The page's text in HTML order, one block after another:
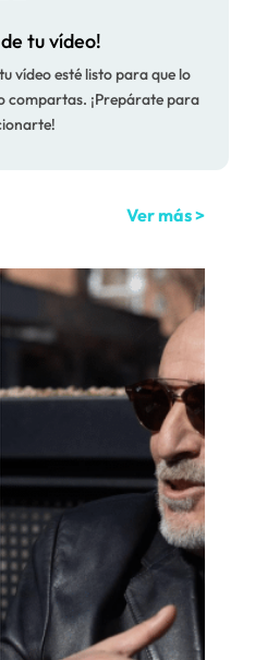
tu vídeo!
vídeo esté listo para que lo
compartas. ¡Prepárate para
Ver más >